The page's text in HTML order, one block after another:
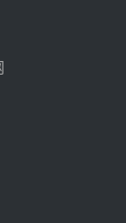
项目熔盐截
电天山北麓基
程EPC总承
流量计采购